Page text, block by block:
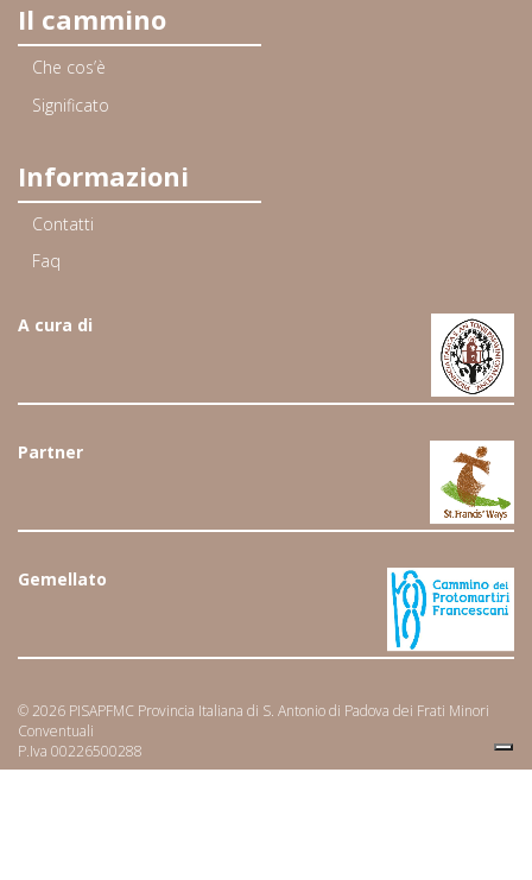
Il cammino
Che cos’è
Significato
Informazioni
Contatti
Faq
A cura di
Partner
Gemellato
© 2026 PISAPFMC Provincia Italiana di S. Antonio di Padova dei Frati Minori
Conventuali
P.Iva 00226500288